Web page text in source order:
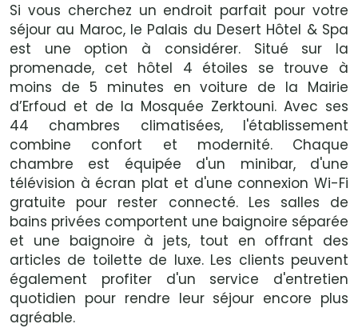
Si vous cherchez un endroit parfait pour votre
séjour au Maroc, le Palais du Desert Hôtel & Spa
est une option à considérer. Situé sur la
promenade, cet hôtel 4 étoiles se trouve à
moins de 5 minutes en voiture de la Mairie
d’Erfoud et de la Mosquée Zerktouni. Avec ses
44 chambres climatisées, l'établissement
combine confort et modernité. Chaque
chambre est équipée d'un minibar, d'une
télévision à écran plat et d'une connexion Wi-Fi
gratuite pour rester connecté. Les salles de
bains privées comportent une baignoire séparée
et une baignoire à jets, tout en offrant des
articles de toilette de luxe. Les clients peuvent
également profiter d'un service d'entretien
quotidien pour rendre leur séjour encore plus
agréable.